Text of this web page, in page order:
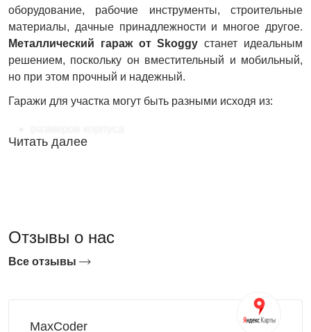
оборудование, рабочие инструменты, строительные
материалы, дачные принадлежности и многое другое.
Металлический гараж от Skoggy станет идеальным
решением, поскольку он вместительный и мобильный,
но при этом прочный и надежный.
Гаражи для участка могут быть разными исходя из:
типа крыши
эксплуатации. Вы можете установить его:
на даче
на складе
Читать далее
Отзывы о нас
Все отзывы
MaxCoder